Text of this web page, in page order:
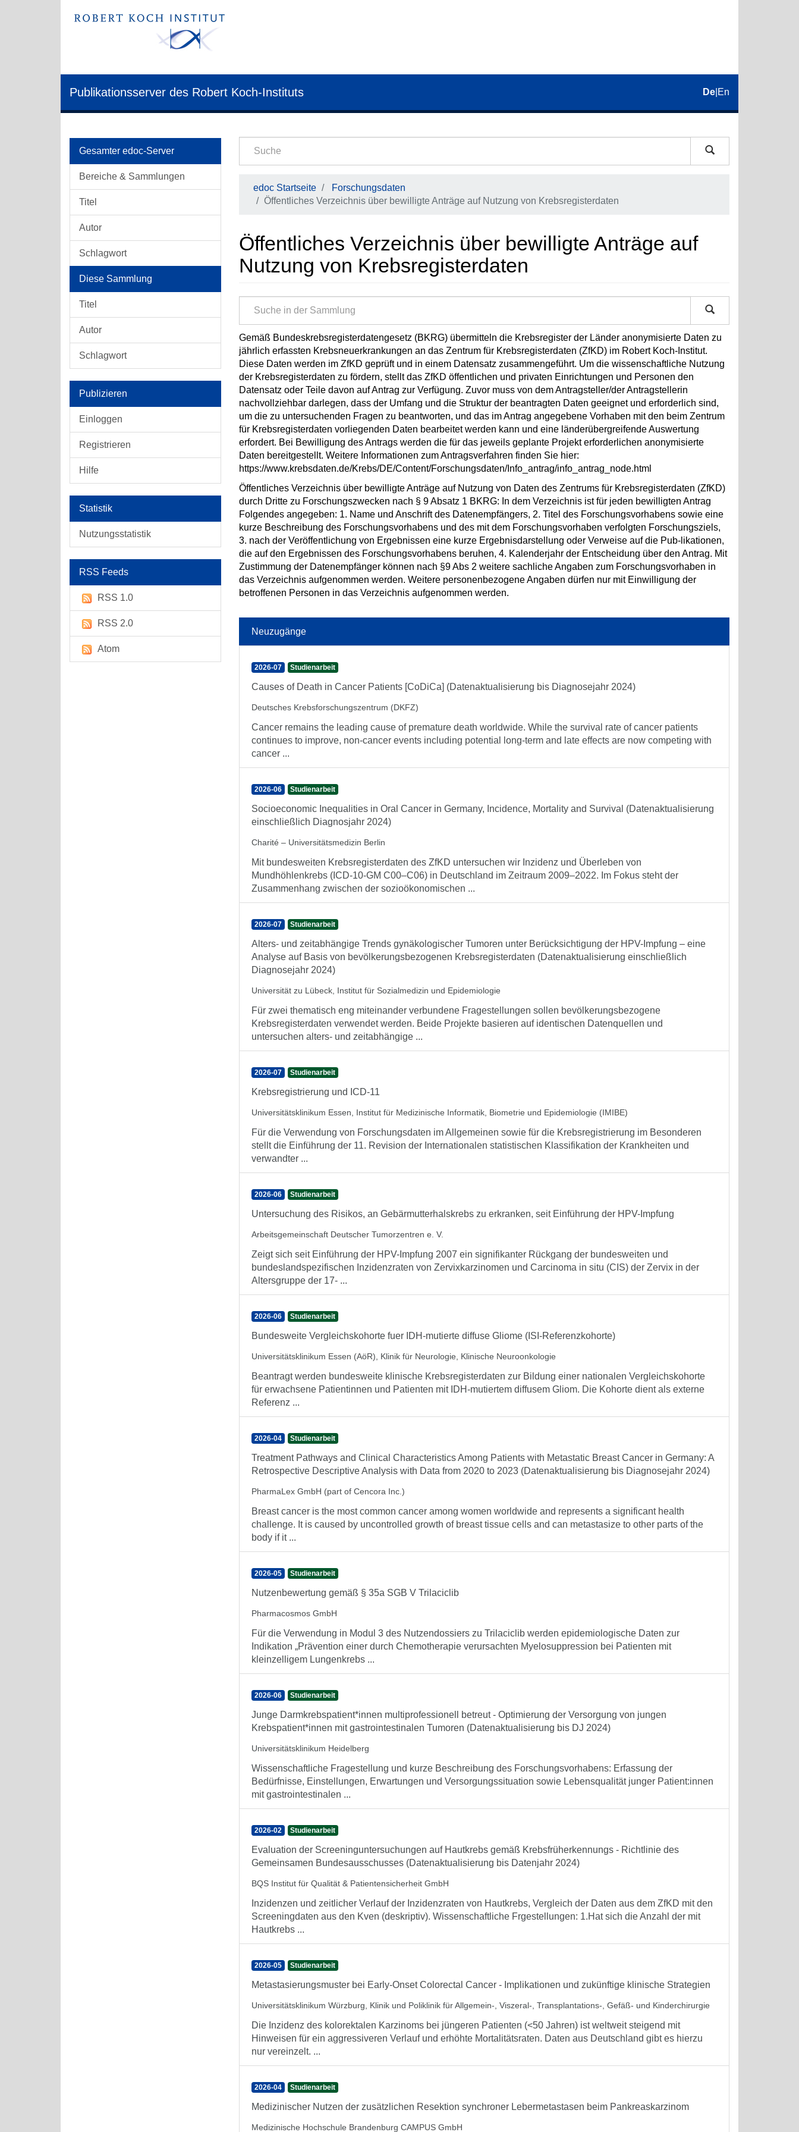
Publikationsserver des Robert Koch-Instituts De En
Gesamter edoc-Server
Bereiche & Sammlungen
Titel
Autor
Schlagwort
Diese Sammlung
Titel
Autor
Schlagwort
Publizieren
Einloggen
Registrieren
Hilfe
Statistik
Nutzungsstatistik
RSS Feeds
RSS 1.0
RSS 2.0
Atom
edoc Startseite
Forschungsdaten
Öffentliches Verzeichnis über bewilligte Anträge auf Nutzung von Krebsregisterdaten
Öffentliches Verzeichnis über bewilligte Anträge auf
Nutzung von Krebsregisterdaten
Gemäß Bundeskrebsregisterdatengesetz (BKRG) übermitteln die Krebsregister der Länder anonymisierte Daten zu
jährlich erfassten Krebsneuerkrankungen an das Zentrum für Krebsregisterdaten (ZfKD) im Robert Koch-Institut.
Diese Daten werden im ZfKD geprüft und in einem Datensatz zusammengeführt. Um die wissenschaftliche Nutzung
der Krebsregisterdaten zu fördern, stellt das ZfKD öffentlichen und privaten Einrichtungen und Personen den
Datensatz oder Teile davon auf Antrag zur Verfügung. Zuvor muss von dem Antragsteller/der Antragstellerin
nachvollziehbar darlegen, dass der Umfang und die Struktur der beantragten Daten geeignet und erforderlich sind,
um die zu untersuchenden Fragen zu beantworten, und das im Antrag angegebene Vorhaben mit den beim Zentrum
für Krebsregisterdaten vorliegenden Daten bearbeitet werden kann und eine länderübergreifende Auswertung
erfordert. Bei Bewilligung des Antrags werden die für das jeweils geplante Projekt erforderlichen anonymisierte
Daten bereitgestellt. Weitere Informationen zum Antragsverfahren finden Sie hier:
https://www.krebsdaten.de/Krebs/DE/Content/Forschungsdaten/Info_antrag/info_antrag_node.html
Öffentliches Verzeichnis über bewilligte Anträge auf Nutzung von Daten des Zentrums für Krebsregisterdaten (ZfKD)
durch Dritte zu Forschungszwecken nach § 9 Absatz 1 BKRG: In dem Verzeichnis ist für jeden bewilligten Antrag
Folgendes angegeben: 1. Name und Anschrift des Datenempfängers, 2. Titel des Forschungsvorhabens sowie eine
kurze Beschreibung des Forschungsvorhabens und des mit dem Forschungsvorhaben verfolgten Forschungsziels,
3. nach der Veröffentlichung von Ergebnissen eine kurze Ergebnisdarstellung oder Verweise auf die Pub-likationen,
die auf den Ergebnissen des Forschungsvorhabens beruhen, 4. Kalenderjahr der Entscheidung über den Antrag. Mit
Zustimmung der Datenempfänger können nach §9 Abs 2 weitere sachliche Angaben zum Forschungsvorhaben in
das Verzeichnis aufgenommen werden. Weitere personenbezogene Angaben dürfen nur mit Einwilligung der
betroffenen Personen in das Verzeichnis aufgenommen werden.
Neuzugänge
2026-07 Studienarbeit
Causes of Death in Cancer Patients [CoDiCa] (Datenaktualisierung bis Diagnosejahr 2024)
Deutsches Krebsforschungszentrum (DKFZ)
Cancer remains the leading cause of premature death worldwide. While the survival rate of cancer patients
continues to improve, non-cancer events including potential long-term and late effects are now competing with
cancer ...
2026-06 Studienarbeit
Socioeconomic Inequalities in Oral Cancer in Germany, Incidence, Mortality and Survival (Datenaktualisierung
einschließlich Diagnosjahr 2024)
Charité – Universitätsmedizin Berlin
Mit bundesweiten Krebsregisterdaten des ZfKD untersuchen wir Inzidenz und Überleben von
Mundhöhlenkrebs (ICD-10-GM C00–C06) in Deutschland im Zeitraum 2009–2022. Im Fokus steht der
Zusammenhang zwischen der sozioökonomischen ...
2026-07 Studienarbeit
Alters- und zeitabhängige Trends gynäkologischer Tumoren unter Berücksichtigung der HPV-Impfung – eine
Analyse auf Basis von bevölkerungsbezogenen Krebsregisterdaten (Datenaktualisierung einschließlich
Diagnosejahr 2024)
Universität zu Lübeck, Institut für Sozialmedizin und Epidemiologie
Für zwei thematisch eng miteinander verbundene Fragestellungen sollen bevölkerungsbezogene
Krebsregisterdaten verwendet werden. Beide Projekte basieren auf identischen Datenquellen und
untersuchen alters- und zeitabhängige ...
2026-07 Studienarbeit
Krebsregistrierung und ICD-11
Universitätsklinikum Essen, Institut für Medizinische Informatik, Biometrie und Epidemiologie (IMIBE)
Für die Verwendung von Forschungsdaten im Allgemeinen sowie für die Krebsregistrierung im Besonderen
stellt die Einführung der 11. Revision der Internationalen statistischen Klassifikation der Krankheiten und
verwandter ...
2026-06 Studienarbeit
Untersuchung des Risikos, an Gebärmutterhalskrebs zu erkranken, seit Einführung der HPV-Impfung
Arbeitsgemeinschaft Deutscher Tumorzentren e. V.
Zeigt sich seit Einführung der HPV-Impfung 2007 ein signifikanter Rückgang der bundesweiten und
bundeslandspezifischen Inzidenzraten von Zervixkarzinomen und Carcinoma in situ (CIS) der Zervix in der
Altersgruppe der 17- ...
2026-06 Studienarbeit
Bundesweite Vergleichskohorte fuer IDH-mutierte diffuse Gliome (ISI-Referenzkohorte)
Universitätsklinikum Essen (AöR), Klinik für Neurologie, Klinische Neuroonkologie
Beantragt werden bundesweite klinische Krebsregisterdaten zur Bildung einer nationalen Vergleichskohorte
für erwachsene Patientinnen und Patienten mit IDH-mutiertem diffusem Gliom. Die Kohorte dient als externe
Referenz ...
2026-04 Studienarbeit
Treatment Pathways and Clinical Characteristics Among Patients with Metastatic Breast Cancer in Germany: A
Retrospective Descriptive Analysis with Data from 2020 to 2023 (Datenaktualisierung bis Diagnosejahr 2024)
PharmaLex GmbH (part of Cencora Inc.)
Breast cancer is the most common cancer among women worldwide and represents a significant health
challenge. It is caused by uncontrolled growth of breast tissue cells and can metastasize to other parts of the
body if it ...
2026-05 Studienarbeit
Nutzenbewertung gemäß § 35a SGB V Trilaciclib
Pharmacosmos GmbH
Für die Verwendung in Modul 3 des Nutzendossiers zu Trilaciclib werden epidemiologische Daten zur
Indikation „Prävention einer durch Chemotherapie verursachten Myelosuppression bei Patienten mit
kleinzelligem Lungenkrebs ...
2026-06 Studienarbeit
Junge Darmkrebspatient*innen multiprofessionell betreut - Optimierung der Versorgung von jungen
Krebspatient*innen mit gastrointestinalen Tumoren (Datenaktualisierung bis DJ 2024)
Universitätsklinikum Heidelberg
Wissenschaftliche Fragestellung und kurze Beschreibung des Forschungsvorhabens: Erfassung der
Bedürfnisse, Einstellungen, Erwartungen und Versorgungssituation sowie Lebensqualität junger Patient:innen
mit gastrointestinalen ...
2026-02 Studienarbeit
Evaluation der Screeninguntersuchungen auf Hautkrebs gemäß Krebsfrüherkennungs - Richtlinie des
Gemeinsamen Bundesausschusses (Datenaktualisierung bis Datenjahr 2024)
BQS Institut für Qualität & Patientensicherheit GmbH
Inzidenzen und zeitlicher Verlauf der Inzidenzraten von Hautkrebs, Vergleich der Daten aus dem ZfKD mit den
Screeningdaten aus den Kven (deskriptiv). Wissenschaftliche Frgestellungen: 1.Hat sich die Anzahl der mit
Hautkrebs ...
2026-05 Studienarbeit
Metastasierungsmuster bei Early-Onset Colorectal Cancer - Implikationen und zukünftige klinische Strategien
Universitätsklinikum Würzburg, Klinik und Poliklinik für Allgemein-, Viszeral-, Transplantations-, Gefäß- und Kinderchirurgie
Die Inzidenz des kolorektalen Karzinoms bei jüngeren Patienten (<50 Jahren) ist weltweit steigend mit
Hinweisen für ein aggressiveren Verlauf und erhöhte Mortalitätsraten. Daten aus Deutschland gibt es hierzu
nur vereinzelt. ...
2026-04 Studienarbeit
Medizinischer Nutzen der zusätzlichen Resektion synchroner Lebermetastasen beim Pankreaskarzinom
Medizinische Hochschule Brandenburg CAMPUS GmbH